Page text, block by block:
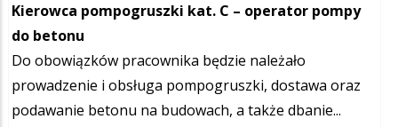
Kierowca pompogruszki kat. C – operator pompy
do betonu
Do obowiązków pracownika będzie należało
prowadzenie i obsługa pompogruszki, dostawa oraz
podawanie betonu na budowach, a także dbanie...